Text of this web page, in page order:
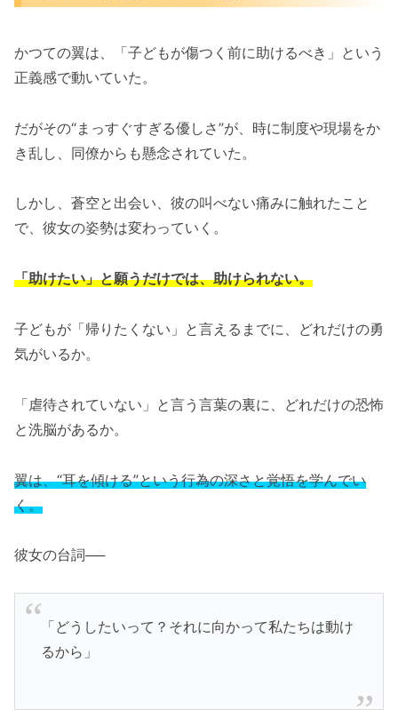
かつての翼は、「子どもが傷つく前に助けるべき」という
正義感で動いていた。
だがその“まっすぐすぎる優しさ”が、時に制度や現場をか
き乱し、同僚からも懸念されていた。
しかし、蒼空と出会い、彼の叫べない痛みに触れたこと
で、彼女の姿勢は変わっていく。
「助けたい」と願うだけでは、助けられない。
子どもが「帰りたくない」と言えるまでに、どれだけの勇
気がいるか。
「虐待されていない」と言う言葉の裏に、どれだけの恐怖
と洗脳があるか。
翼は、“耳を傾ける”という行為の深さと覚悟を学んでい
く。
彼女の台詞──
「どうしたいって？それに向かって私たちは動け
るから」